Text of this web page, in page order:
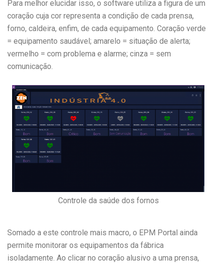
Para melhor elucidar isso, o software utiliza a figura de um
coração cuja cor representa a condição de cada prensa,
forno, caldeira, enfim, de cada equipamento. Coração verde
= equipamento saudável; amarelo = situação de alerta;
vermelho = com problema e alarme; cinza = sem
comunicação.
Controle da saúde dos fornos
Somado a este controle mais macro, o EPM Portal ainda
permite monitorar os equipamentos da fábrica
isoladamente. Ao clicar no coração alusivo a uma prensa,